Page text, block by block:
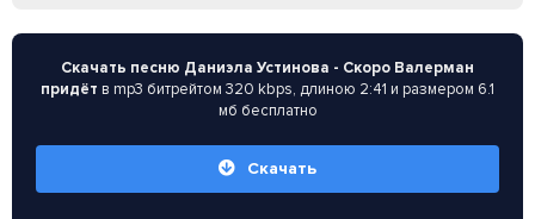
Скачать песню Даниэла Устинова - Скоро Валерман
придёт в mp3 битрейтом 320 kbps, длиною 2:41 и размером 6.1
мб бесплатно
Скачать